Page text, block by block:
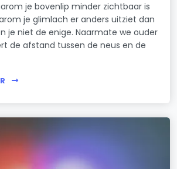
je bovenlip minder zichtbaar is
je glimlach er anders uitziet dan
je niet de enige. Naarmate we ouder
de afstand tussen de neus en de